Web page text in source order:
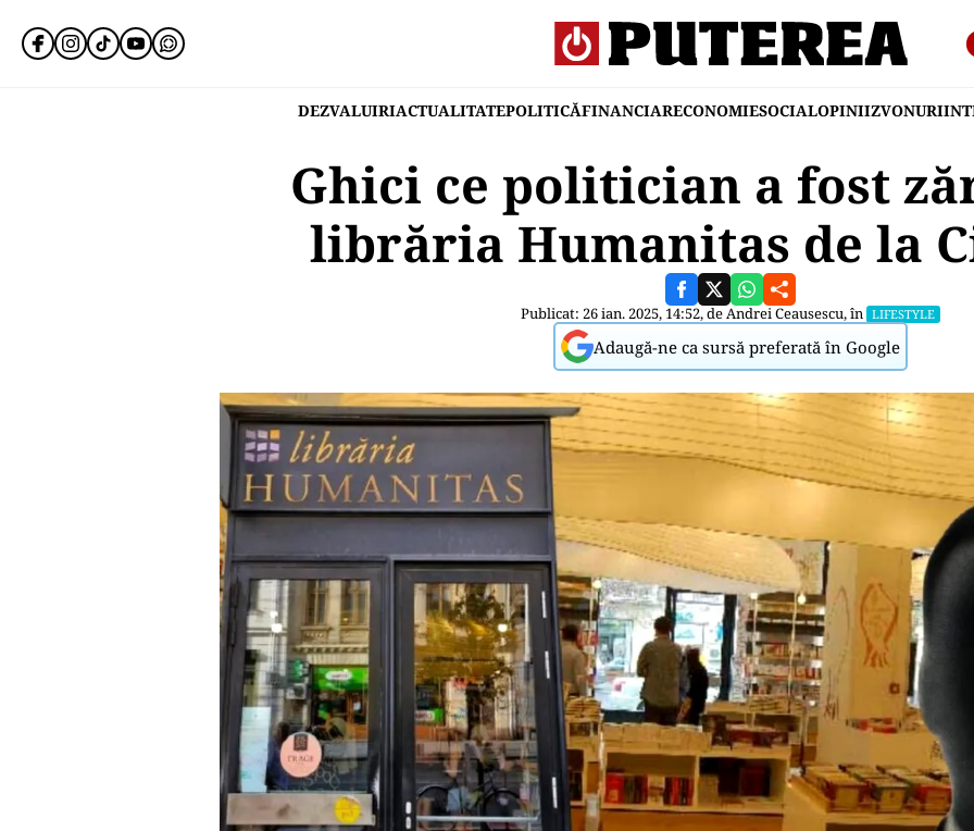
DEZVALUIRIACTUALITATEPOLITICĂFINANCIARECONOMIESOCIALOPINIIZVONURI
Ghici ce politician a fost
librăria Humanitas de la
Publicat: 26 ian. 2025, 14:52, deAndrei Ceausescu, în LIFESTYLE
Adaugă-ne ca sursă preferată în Google